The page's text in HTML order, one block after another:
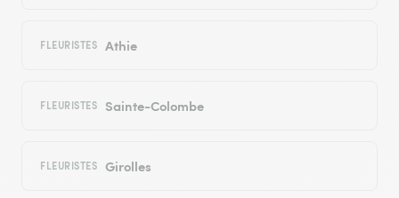
FLEURISTES Athie
FLEURISTES Sainte-Colombe
FLEURISTES Girolles